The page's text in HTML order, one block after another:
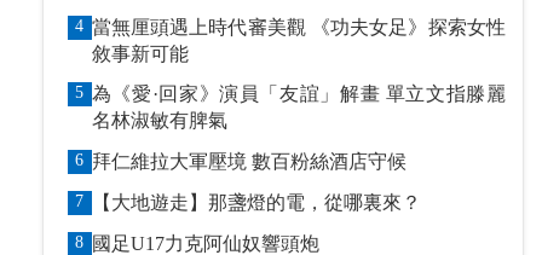
4 當無厘頭遇上時代審美觀 《功夫女足》探索女性
敘事新可能
5 為《愛·回家》演員「友誼」解畫 單立文指滕麗
名林淑敏有脾氣
6 拜仁維拉大軍壓境 數百粉絲酒店守候
7 【大地遊走】那盞燈的電，從哪裏來？
8 國足U17力克阿仙奴響頭炮